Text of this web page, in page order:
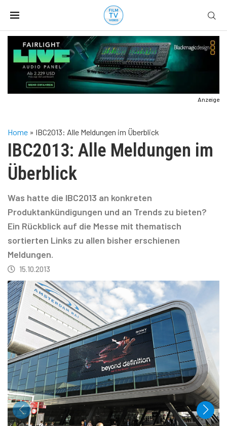
Anzeige
Home » IBC2013: Alle Meldungen im Überblick
IBC2013: Alle Meldungen im
Überblick
Was hatte die IBC2013 an konkreten
Produktankündigungen und an Trends zu bieten?
Ein Rückblick auf die Messe mit thematisch
sortierten Links zu allen bisher erschienen
Meldungen.
15.10.2013